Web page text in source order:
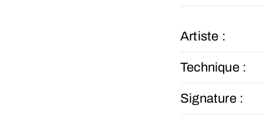
Artiste :
Technique :
Signature :